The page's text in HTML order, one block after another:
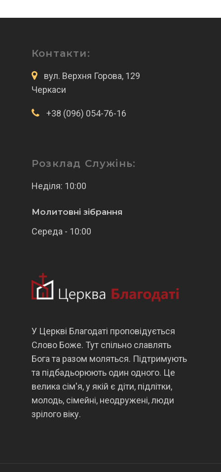
Контакти:
вул. Верхня Горова, 129
Черкаси
+38 (096) 054-76-16
Розклад Служінь:
Неділя: 10:00
Молитовні зібрання
Середа - 10:00
У Церкві Благодаті проповідується
Слово Боже. Тут спільно славлять
Бога та разом моляться. Підтримують
та підбадьорюють один одного. Це
велика сім'я, у якій є діти, підлітки,
молодь, сімейні, неодружені, люди
зрілого віку.